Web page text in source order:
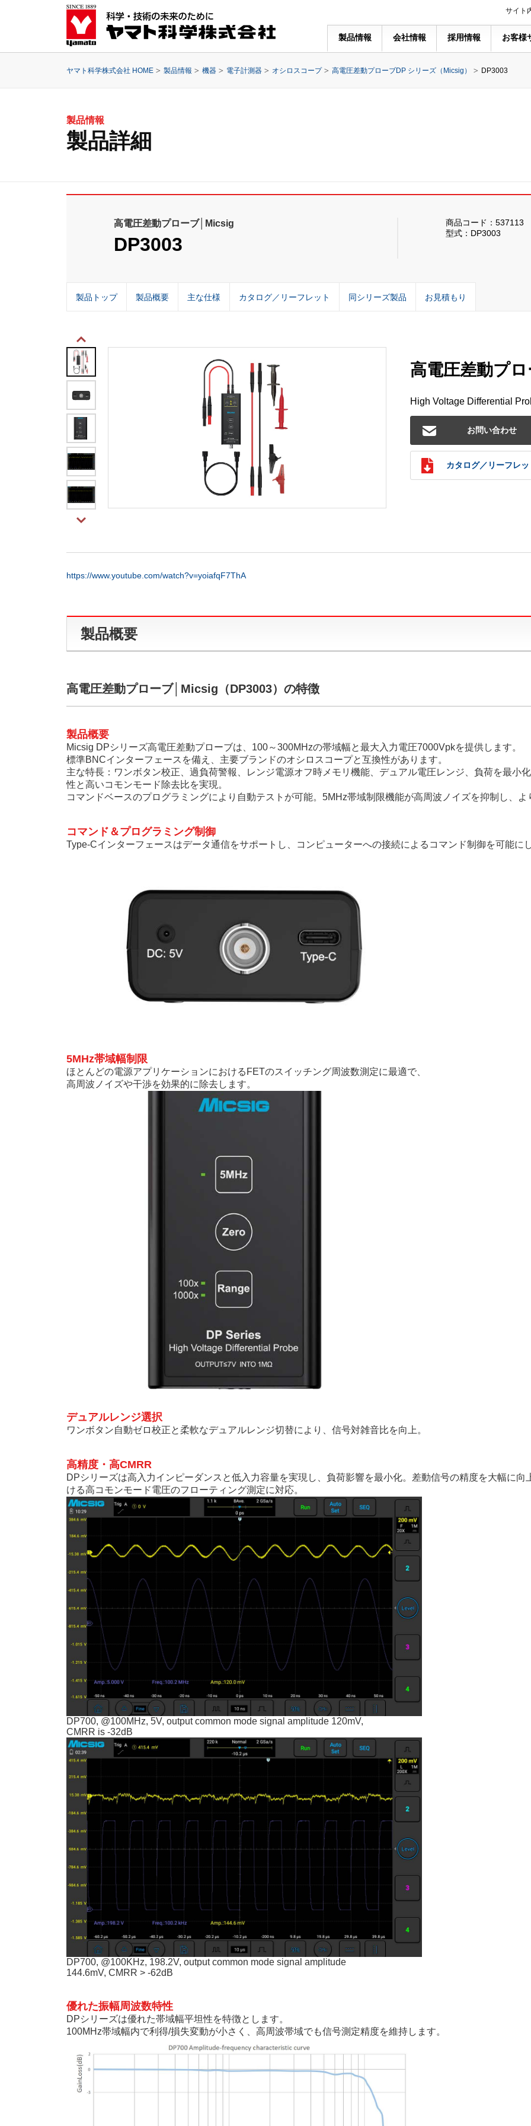
サイト
製品情報 会社情報 採用情報 お客様
ヤマト科学株式会社 HOME 製品情報 機器 電子計測器 オシロスコープ 高電圧差動プローブDP シリーズ（Micsig） DP3003
製品情報
製品詳細
高電圧差動プローブ│Micsig
DP3003
商品コード：537113
型式：DP3003
製品トップ 製品概要 主な仕様 カタログ／リーフレット 同シリーズ製品 お見積もり
高電圧差動プ
High Voltage Differential
お問い合わせ
カタログ／リーフレッ
https://www.youtube.com/watch?v=yoiafqF7ThA
製品概要
高電圧差動プローブ│Micsig（DP3003）の特徴
製品概要
Micsig DPシリーズ高電圧差動プローブは、100～300MHzの帯域幅と最大入力電圧7000Vpkを提供します。
標準BNCインターフェースを備え、主要ブランドのオシロスコープと互換性があります。
主な特長：ワンボタン校正、過負荷警報、レンジ電源オフ時メモリ機能、デュアル電圧レンジ、負荷を最小
性と高いコモンモード除去比を実現。
コマンドベースのプログラミングにより自動テストが可能。5MHz帯域制限機能が高周波ノイズを抑制し、
コマンド＆プログラミング制御
Type-Cインターフェースはデータ通信をサポートし、コンピューターへの接続によるコマンド制御を可能に
5MHz帯域幅制限
ほとんどの電源アプリケーションにおけるFETのスイッチング周波数測定に最適で、
高周波ノイズや干渉を効果的に除去します。
デュアルレンジ選択
ワンボタン自動ゼロ校正と柔軟なデュアルレンジ切替により、信号対雑音比を向上。
高精度・高CMRR
DPシリーズは高入力インピーダンスと低入力容量を実現し、負荷影響を最小化。差動信号の精度を大幅に
ける高コモンモード電圧のフローティング測定に対応。
DP700, @100MHz, 5V, output common mode signal amplitude 120mV,
CMRR is -32dB
DP700, @100KHz, 198.2V, output common mode signal amplitude
144.6mV, CMRR > -62dB
優れた振幅周波数特性
DPシリーズは優れた帯域幅平坦性を特徴とします。
100MHz帯域幅内で利得/損失変動が小さく、高周波帯域でも信号測定精度を維持します。